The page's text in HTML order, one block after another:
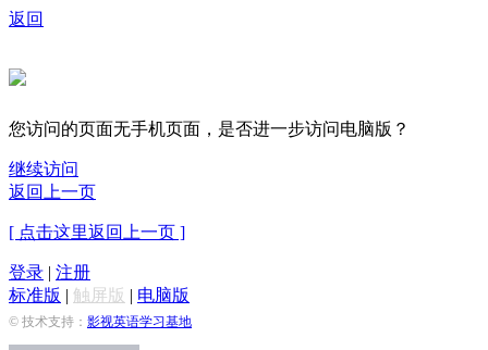
返回
您访问的页面无手机页面，是否进一步访问电脑版？
继续访问
返回上一页
[ 点击这里返回上一页 ]
登录 | 注册
标准版 | 触屏版 | 电脑版
© 技术支持： 影视英语学习基地